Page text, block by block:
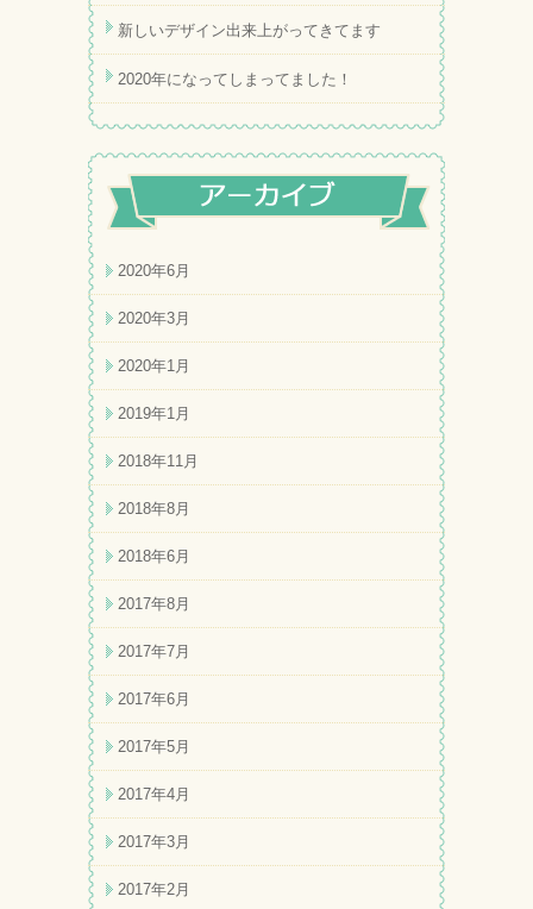
新しいデザイン出来上がってきてます
2020年になってしまってました！
2020年6月
2020年3月
2020年1月
2019年1月
2018年11月
2018年8月
2018年6月
2017年8月
2017年7月
2017年6月
2017年5月
2017年4月
2017年3月
2017年2月